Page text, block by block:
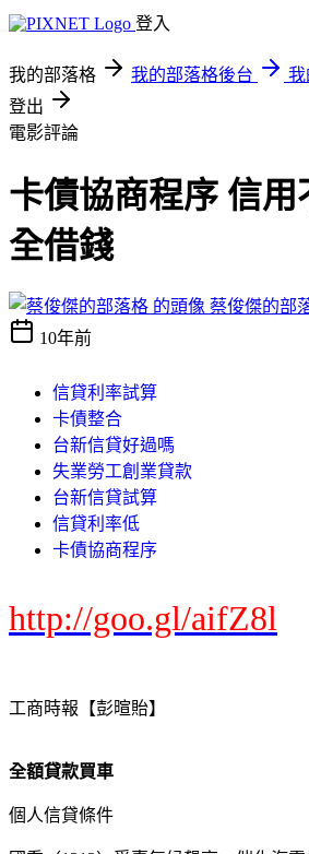
登入
我的部落格 我的部落格後台
我
登出
電影評論
卡債協商程序 信用
全借錢
蔡俊傑的部
10年前
信貸利率試算
卡債整合
台新信貸好過嗎
失業勞工創業貸款
台新信貸試算
信貸利率低
卡債協商程序
http://goo.gl/aifZ8l
工商時報【彭暄貽】
全額貸款買車
個人信貸條件